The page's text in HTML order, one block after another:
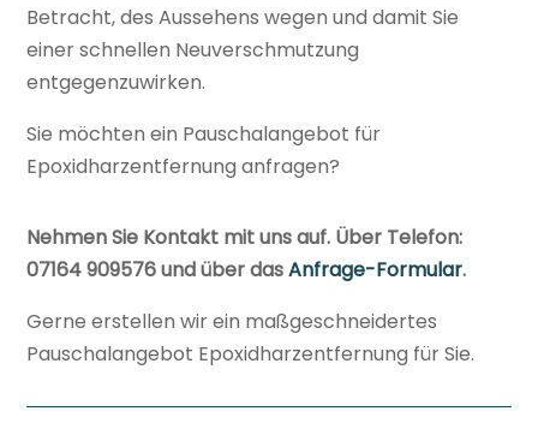
Betracht, des Aussehens wegen und damit Sie
einer schnellen Neuverschmutzung
entgegenzuwirken.
Sie möchten ein Pauschalangebot für
Epoxidharzentfernung anfragen?
Nehmen Sie Kontakt mit uns auf. Über Telefon:
07164 909576 und über dasAnfrage-Formular.
Gerne erstellen wir ein maßgeschneidertes
Pauschalangebot Epoxidharzentfernung für Sie.